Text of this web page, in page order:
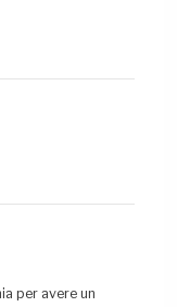
per avere un